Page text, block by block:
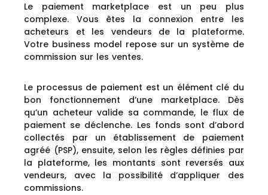
Le paiement marketplace est un peu plus
complexe. Vous êtes la connexion entre les
acheteurs et les vendeurs de la plateforme.
Votre business model repose sur un système de
commission sur les ventes.
Le processus de paiement est un élément clé du
bon fonctionnement d’une marketplace. Dès
qu’un acheteur valide sa commande, le flux de
paiement se déclenche. Les fonds sont d’abord
collectés par un établissement de paiement
agréé (PSP), ensuite, selon les règles définies par
la plateforme, les montants sont reversés aux
vendeurs, avec la possibilité d’appliquer des
commissions.